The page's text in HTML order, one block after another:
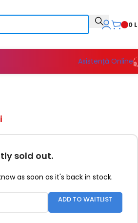
0
Asistență Online
sold out.
as soon as it's back in stock.
ADD TO WAITLIST